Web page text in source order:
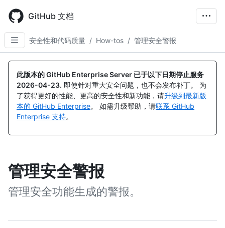
main
content
GitHub 文档
安全性和代码质量 / How-tos / 管理安全警报
此版本的 GitHub Enterprise Server 已于以下日期停止服务
2026-04-23. 即使针对重大安全问题，也不会发布补丁。 为
了获得更好的性能、更高的安全性和新功能，请升级到最新版
本的 GitHub Enterprise。 如需升级帮助，请联系 GitHub
Enterprise 支持。
管理安全警报
管理安全功能生成的警报。